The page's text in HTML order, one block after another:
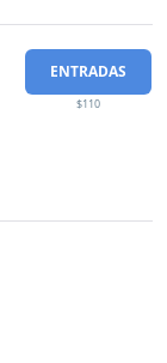
ENTRADAS
$110